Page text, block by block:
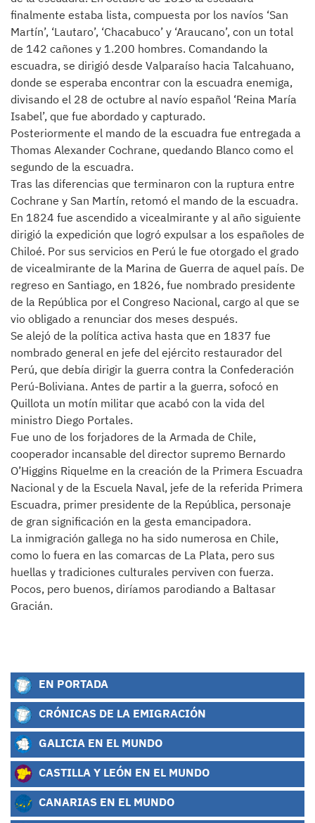
finalmente estaba lista, compuesta por los navíos ‘San
Martín’, ‘Lautaro’, ‘Chacabuco’ y ‘Araucano’, con un total
de 142 cañones y 1.200 hombres. Comandando la
escuadra, se dirigió desde Valparaíso hacia Talcahuano,
donde se esperaba encontrar con la escuadra enemiga,
divisando el 28 de octubre al navío español ‘Reina María
Isabel’, que fue abordado y capturado.
Posteriormente el mando de la escuadra fue entregada a
Thomas Alexander Cochrane, quedando Blanco como el
segundo de la escuadra.
Tras las diferencias que terminaron con la ruptura entre
Cochrane y San Martín, retomó el mando de la escuadra.
En 1824 fue ascendido a vicealmirante y al año siguiente
dirigió la expedición que logró expulsar a los españoles de
Chiloé. Por sus servicios en Perú le fue otorgado el grado
de vicealmirante de la Marina de Guerra de aquel país. De
regreso en Santiago, en 1826, fue nombrado presidente
de la República por el Congreso Nacional, cargo al que se
vio obligado a renunciar dos meses después.
Se alejó de la política activa hasta que en 1837 fue
nombrado general en jefe del ejército restaurador del
Perú, que debía dirigir la guerra contra la Confederación
Perú-Boliviana. Antes de partir a la guerra, sofocó en
Quillota un motín militar que acabó con la vida del
ministro Diego Portales.
Fue uno de los forjadores de la Armada de Chile,
cooperador incansable del director supremo Bernardo
O’Higgins Riquelme en la creación de la Primera Escuadra
Nacional y de la Escuela Naval, jefe de la referida Primera
Escuadra, primer presidente de la República, personaje
de gran significación en la gesta emancipadora.
La inmigración gallega no ha sido numerosa en Chile,
como lo fuera en las comarcas de La Plata, pero sus
huellas y tradiciones culturales perviven con fuerza.
Pocos, pero buenos, diríamos parodiando a Baltasar
Gracián.
EN PORTADA
CRÓNICAS DE LA EMIGRACIÓN
GALICIA EN EL MUNDO
CASTILLA Y LEÓN EN EL MUNDO
CANARIAS EN EL MUNDO